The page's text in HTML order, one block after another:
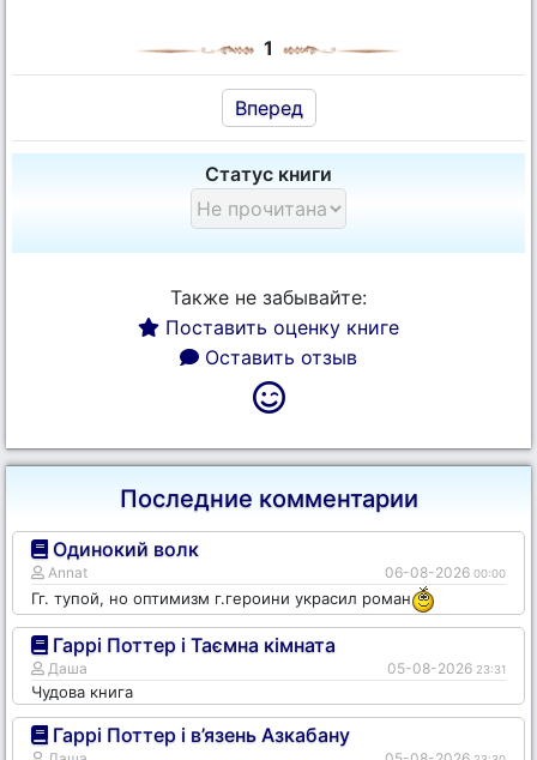
1
Вперед
Статус книги
Также не забывайте:
Поставить оценку книге
Оставить отзыв
Последние комментарии
Одинокий волк
Annat 06-08-2026 00:00
Гг. тупой, но оптимизм г.героини украсил роман
Гаррі Поттер і Таємна кімната
Даша 05-08-2026 23:31
Чудова книга
Гаррі Поттер і в’язень Азкабану